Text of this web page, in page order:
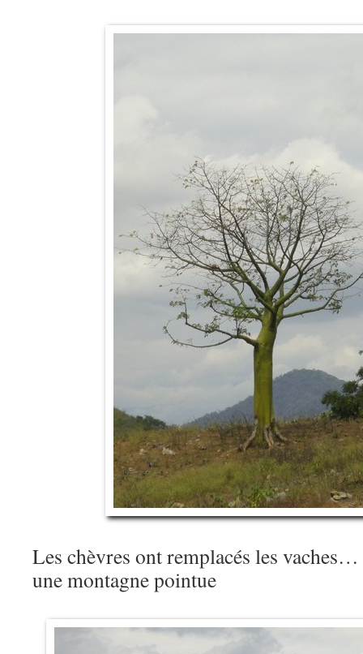
Les chèvres ont remplacés les
une montagne pointue